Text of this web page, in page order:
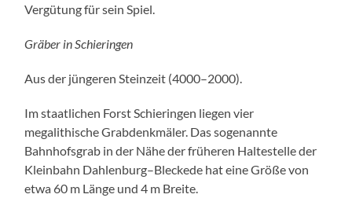
Vergütung für sein Spiel.
Gräber in Schieringen
Aus der jüngeren Steinzeit (4000–2000).
Im staatlichen Forst Schieringen liegen vier
megalithische Grabdenkmäler. Das sogenannte
Bahnhofsgrab in der Nähe der früheren Haltestelle der
Kleinbahn Dahlenburg–Bleckede hat eine Größe von
etwa 60 m Länge und 4 m Breite.